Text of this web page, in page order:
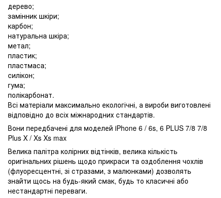
дерево;
замінник шкіри;
карбон;
натуральна шкіра;
метал;
пластик;
пластмаса;
силікон;
гума;
полікарбонат.
Всі матеріали максимально екологічні, а вироби виготовлені
відповідно до всіх міжнародних стандартів.
Вони передбачені для моделей iPhone 6 / 6s, 6 PLUS 7/8 7/8
Plus X / Xs Xs max
Велика палітра колірних відтінків, велика кількість
оригінальних рішень щодо прикраси та оздоблення чохлів
(флуоресцентні, зі стразами, з малюнками) дозволять
знайти щось на будь-який смак, будь то класичні або
нестандартні переваги.